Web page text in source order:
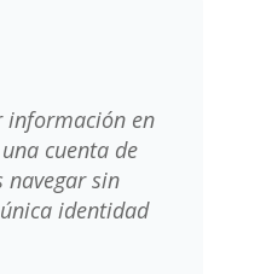
información en
cuenta de
navegar sin
identidad